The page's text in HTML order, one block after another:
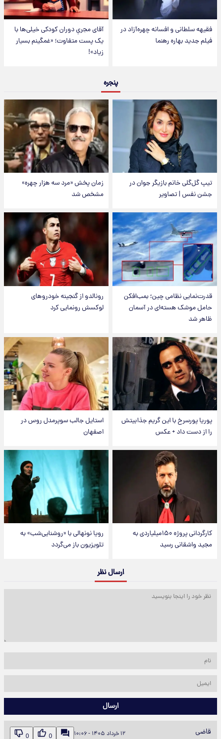
فقیهه سلطانی و افسانه چهره‌آزاد در
فیلم جدید بهاره رهنما
آقای مجریِ دوران کودکی خیلی‌ها با
یک پست متفاوت؛ «غمگینم بسیار
زیاد»!
پنجره
تیپ گل‌گلی خانم بازیگر جوان در
جشن نفس | تصاویر
زمان پخش «مرد سه هزار چهره»
مشخص شد
قدرت‌نمایی نظامی چین؛ بمب‌افکن
حامل موشک هسته‌ای در آسمان
ظاهر شد
رونالدو از گنجینه خودروهای
لوکسش رونمایی کرد
پوریا پورسرخ با این گریم جذابیتش
را از دست داد + عکس
استایل جالب سوپرمدل روس در
اصفهان
کارگردانی پروژه ۱۵۰میلیاردی به
مجید واشقانی رسید
رویا نونهالی با «روشنایی‌شب» به
تلویزیون باز می‌گردد
ارسال نظر
ارسال
قاضی ۱۲ خرداد ۱۴۰۵ - ۱۰:۰۶ 0
0